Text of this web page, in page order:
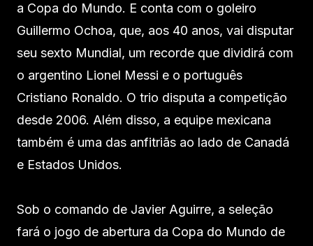
a Copa do Mundo. E conta com o goleiro
Guillermo Ochoa, que, aos 40 anos, vai disputar
seu sexto Mundial, um recorde que dividirá com
o argentino Lionel Messi e o português
Cristiano Ronaldo. O trio disputa a competição
desde 2006. Além disso, a equipe mexicana
também é uma das anfitriãs ao lado de Canadá
e Estados Unidos.
Sob o comando de Javier Aguirre, a seleção
fará o jogo de abertura da Copa do Mundo de